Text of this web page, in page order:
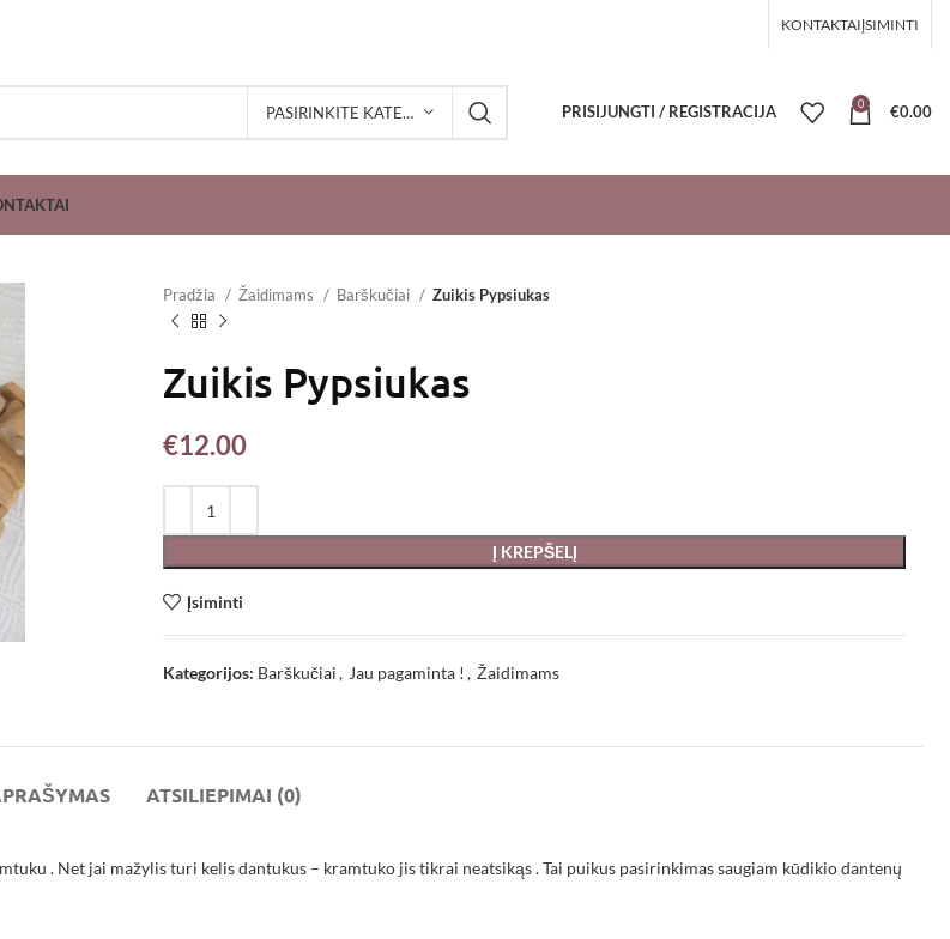
KONTAKTAIĮSIMINTI
PASIRINKITE KATEGORIJĄ PRISIJUNGTI / REGISTRACIJA 0 €0.00
Pradžia Žaidimams Barškučiai Zuikis Pypsiukas
Zuikis Pypsiukas
€12.00
Į KREPŠELĮ
Įsiminti
Kategorijos: Barškučiai, Jau pagaminta ! , Žaidimams
ATSILIEPIMAI (0)
. Net jai mažylis turi kelis dantukus – kramtuko jis tikrai neatsikąs . Tai puikus pasirinkimas saugiam kūdikio dantenų